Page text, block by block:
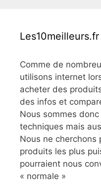
Les10meilleurs.fr
Comme de
utilisons internet
acheter des
des infos et
Nous sommes donc
techniques mais
Nous ne cherchons
produits les plus
pourraient nous
« normale »